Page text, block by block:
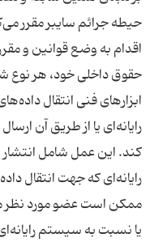
حیطه جرائم سایبر مقرر
اقدام به وضع قوانین و
حقوق داخلی خود، هر نوع
ابزارهای فنی انتقال
رایانه‌ای یا از طریق آن
کند. این عمل شامل
رایانه‌ای که جهت انتقال
ممکن است عضو مورد نظر
یا نسبت به سیستم